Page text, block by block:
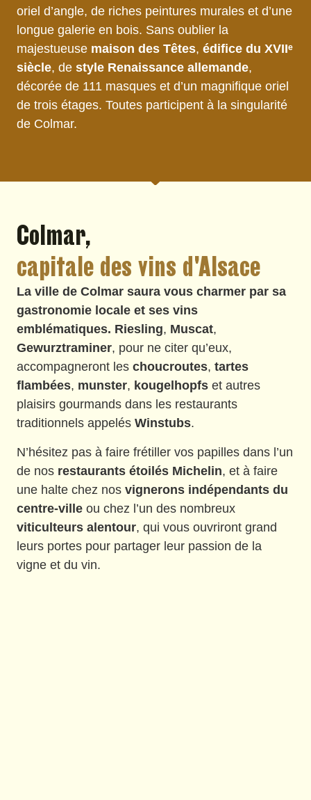
oriel d’angle, de riches peintures murales et d’une
longue galerie en bois. Sans oublier la
majestueuse maison des Têtes, édifice du XVIIᵉ
siècle, de style Renaissance allemande,
décorée de 111 masques et d’un magnifique oriel
de trois étages. Toutes participent à la singularité
de Colmar.
Colmar,
capitale des vins d'Alsace
La ville de Colmar saura vous charmer par sa
gastronomie locale et ses vins
emblématiques. Riesling, Muscat,
Gewurztraminer, pour ne citer qu’eux,
accompagneront les choucroutes, tartes
flambées, munster, kougelhopfs et autres
plaisirs gourmands dans les restaurants
traditionnels appelés Winstubs.
N’hésitez pas à faire frétiller vos papilles dans l’un
de nos restaurants étoilés Michelin, et à faire
une halte chez nos vignerons indépendants du
centre-ville ou chez l’un des nombreux
viticulteurs alentour, qui vous ouvriront grand
leurs portes pour partager leur passion de la
vigne et du vin.